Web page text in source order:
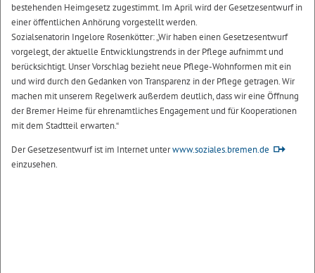
bestehenden Heimgesetz zugestimmt. Im April wird der Gesetzesentwurf in
einer öffentlichen Anhörung vorgestellt werden.
Sozialsenatorin Ingelore Rosenkötter: „Wir haben einen Gesetzesentwurf
vorgelegt, der aktuelle Entwicklungstrends in der Pflege aufnimmt und
berücksichtigt. Unser Vorschlag bezieht neue Pflege-Wohnformen mit ein
und wird durch den Gedanken von Transparenz in der Pflege getragen. Wir
machen mit unserem Regelwerk außerdem deutlich, dass wir eine Öffnung
der Bremer Heime für ehrenamtliches Engagement und für Kooperationen
mit dem Stadtteil erwarten.“
Der Gesetzesentwurf ist im Internet unterwww.soziales.bremen.de
einzusehen.